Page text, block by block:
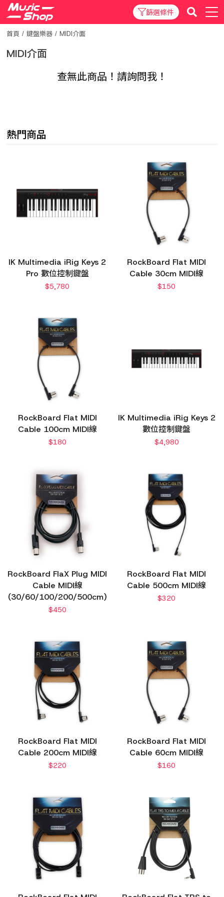
首頁 鍵盤樂器 MIDI介面
篩選條件
MIDI介面
查無此商品！請詢問我！
熱門商品
IK Multimedia iRig Keys 2
Pro 數位控制鍵盤
$5,780
RockBoard Flat MIDI
Cable 30cm MIDI線
$150
RockBoard Flat MIDI
Cable 100cm MIDI線
$180
IK Multimedia iRig Keys 2
數位控制鍵盤
$4,980
RockBoard FlaX Plug MIDI
Cable MIDI線
(30/60/100/200/500cm)
$450
RockBoard Flat MIDI
Cable 500cm MIDI線
$320
RockBoard Flat MIDI
Cable 200cm MIDI線
$220
RockBoard Flat MIDI
Cable 60cm MIDI線
$160